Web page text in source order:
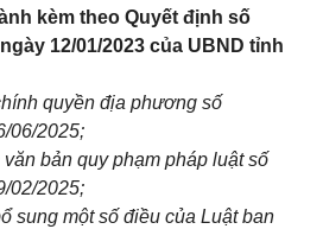
kèm theo Quyết định số
ngày 12/01/2023 của UBND tỉnh
quyền địa phương số
06/2025;
bản quy phạm pháp luật số
02/2025;
sung một số điều của Luật ban